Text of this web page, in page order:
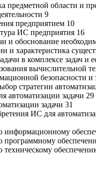
предметной области и
9
предприятием 10
ИС предприятия 16
и обоснование
и характеристика
в комплексе задач и
вычислительной
безопасности
стратегии
автоматизации задачи 29
задачи 31
приобретения
информационному
программному